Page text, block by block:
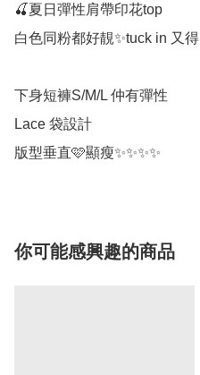
🍒夏日彈性肩帶印花top
白色同粉都好靚✨tuck in 又得
下身短褲S/M/L 仲有彈性
Lace 袋設計
版型垂直🩷顯瘦✨✨✨✨
你可能感興趣的商品